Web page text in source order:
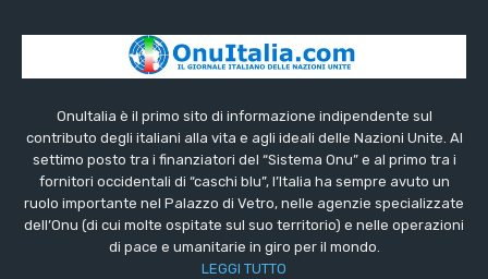
OnuItalia è il primo sito di informazione indipendente sul
contributo degli italiani alla vita e agli ideali delle Nazioni Unite. Al
settimo posto tra i finanziatori del “Sistema Onu” e al primo tra i
fornitori occidentali di “caschi blu”, l’Italia ha sempre avuto un
ruolo importante nel Palazzo di Vetro, nelle agenzie specializzate
dell’Onu (di cui molte ospitate sul suo territorio) e nelle operazioni
di pace e umanitarie in giro per il mondo.
LEGGI TUTTO